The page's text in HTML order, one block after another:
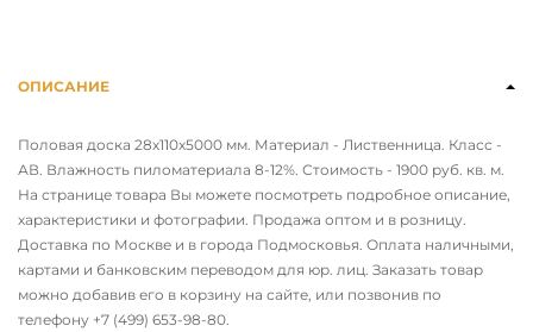
ОПИСАНИЕ
Половая доска 28х110х5000 мм. Материал - Лиственница. Класс -
АВ. Влажность пиломатериала 8-12%. Стоимость - 1900 руб. кв. м.
На странице товара Вы можете посмотреть подробное описание,
характеристики и фотографии. Продажа оптом и в розницу.
Доставка по Москве и в города Подмосковья. Оплата наличными,
картами и банковским переводом для юр. лиц. Заказать товар
можно добавив его в корзину на сайте, или позвонив по
телефону +7 (499) 653-98-80.